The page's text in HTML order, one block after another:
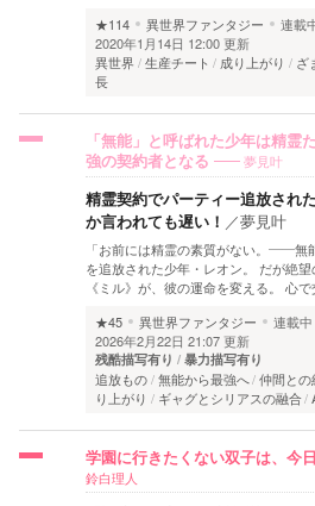
★114
異世界ファンタジー 連載
2020年1月14日 12:00 更新
異世界
生産チート 成り上がり ざ
長
「無能」と呼ばれた少年は精霊
強の契約者となる
夢見叶
精霊契約でパーティー追放され
か言われても遅い！ ／夢見叶
「お前には精霊の素質がない。――無
を追放された少年・レオン。 だが絶
《ミル》が、彼の運命を変える。 心
★45
異世界ファンタジー 連載中
2026年2月22日 21:07 更新
残酷描写有り 暴力描写有り
追放もの 無能から最強へ 仲間との
り上がり
ギャグとシリアスの融合
学園に行きたくない双子は、今
鈴白理人